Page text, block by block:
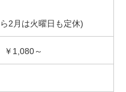
2月は火曜日も定休)
1,080～